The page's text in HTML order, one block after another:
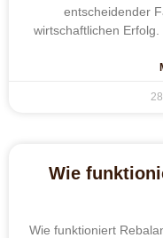
entscheidender
wirtschaftlichen
Wie
Wie funktioniert